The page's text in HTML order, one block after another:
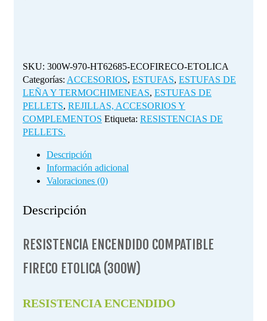
SKU: 300W-970-HT62685-ECOFIRECO-ETOLICA
Categorías: ACCESORIOS, ESTUFAS, ESTUFAS DE
LEÑA Y TERMOCHIMENEAS, ESTUFAS DE
PELLETS, REJILLAS, ACCESORIOS Y
COMPLEMENTOS Etiqueta: RESISTENCIAS DE
PELLETS.
Descripción
Información adicional
Valoraciones (0)
Descripción
RESISTENCIA ENCENDIDO COMPATIBLE
FIRECO ETOLICA (300W)
RESISTENCIA ENCENDIDO